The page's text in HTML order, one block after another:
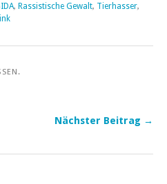
, Rassistische Gewalt, Tierhasser,
Nächster Beitrag →